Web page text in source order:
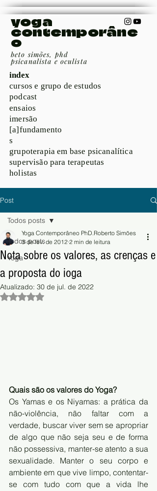
yoga
contemporâne
o
beto simões, phd
psicanalista e oculista
index
cursos e grupo de estudos
podcast
ensaios
imersão
[a]fundamento
s
grupoterapia em base psicanalítica
supervisão para terapeutas
holistas
Post
Todos posts
Yoga
Todos posts
Nota sobre os valores, as crenças e
a proposta do ioga
Yoga Contemporâneo PhD.Roberto Simões
3 de fev. de 2012 2 min de leitura
Atualizado: 30 de jul. de 2022
Avaliado com NaN de 5 estrelas.
Quais são os valores do Yoga?
Os Yamas e os Niyamas: a prática da
não-violência, não faltar com a
verdade, buscar viver sem se apropriar
de algo que não seja seu e de forma
não possessiva, manter-se atento a sua
sexualidade. Manter o seu corpo e
ambiente em que vive limpo, contentar-
se com tudo com que a vida lhe